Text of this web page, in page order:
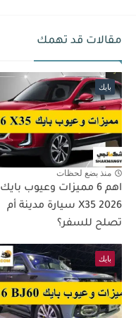
مقالات قد تهمك
بايك
منذ بضع لحظات
اهم 6 مميزات وعيوب بايك
X35 2026 سيارة مدينة أم
تصلح للسفر؟
بايك